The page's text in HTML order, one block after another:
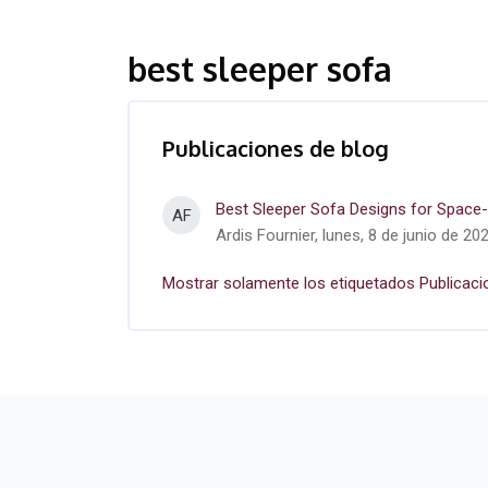
best sleeper sofa
Publicaciones de blog
AF
Best Sleeper Sofa Designs for
Ardis Fournier, lunes, 8 de junio de
Mostrar solamente los etiquetados